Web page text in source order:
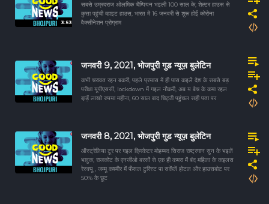
3:53
सबसे उम्रदराज ओलमिक चैम्पियन भइली 100 साल के, शेल्टर हाउस से
कुत्ता पहुंची व्हाइट हाउस, भारत में 16 जनवरी से शुरू होई कोरोना
वैक्सीनेशन प्रोग्राम
जनवरी 9, 2021, भोजपुरी गुड न्यूज़ बुलेटिन
कभी चरावत रहन बकरी, पहले प्रयास में ही पास कइलें देश के सबसे बड़
परीक्षा यूपीएससी, lockdown में गइल नौकरी, अब य बेच के कमा रहल
बा़ड़ें लाखो रुपया महीना, 60 साल बाद चिट्ठी पहुंचल सही पता पर
जनवरी 8, 2021, भोजपुरी गुड न्यूज़ बुलेटिन
ऑस्ट्रेलिया टूर पर गइल क्रिकेटर मोहम्मद सिराज राष्ट्रगान सुन के भइलें
भावुक, राजकोट के एनजीओ बरसों से एक ही कमरा में बंद महिला के कइलस
रेस्क्यू , जम्मू कश्मीर में फँसल टुरिस्ट पा सकेंलें होटल और हाउसबोट पर
50% के छूट